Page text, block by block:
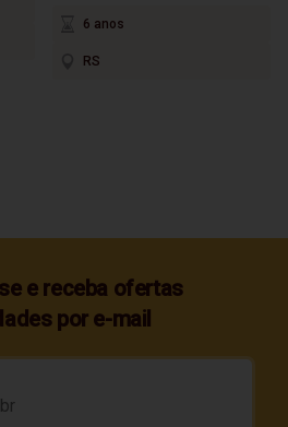
6 anos
RS
e receba ofertas
por e-mail